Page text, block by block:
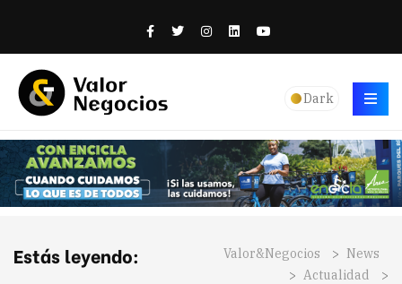
Dark
Estás leyendo: Valor&Negocios > News
> Actualidad
>